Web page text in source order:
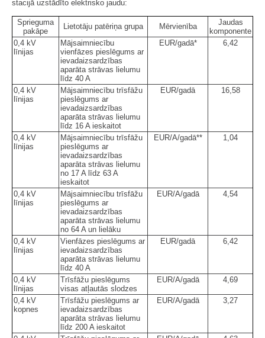
stacijā uzstādīto elektrisko jaudu:
Sprieguma
pakāpe
Lietotāju patēriņa grupa Mērvienība
Jaudas
komponente
0,4 kV
līnijas
Mājsaimniecību
vienfāzes pieslēgums ar
ievadaizsardzības
aparāta strāvas lielumu
līdz 40 A
EUR/gadā* 6,42
0,4 kV
līnijas
Mājsaimniecību trīsfāžu
pieslēgums ar
ievadaizsardzības
aparāta strāvas lielumu
līdz 16 A ieskaitot
EUR/gadā 16,58
0,4 kV
līnijas
Mājsaimniecību trīsfāžu
pieslēgums ar
ievadaizsardzības
aparāta strāvas lielumu
no 17 A līdz 63 A
ieskaitot
EUR/A/gadā** 1,04
0,4 kV
līnijas
Mājsaimniecību trīsfāžu
pieslēgums ar
ievadaizsardzības
aparāta strāvas lielumu
no 64 A un lielāku
EUR/A/gadā 4,54
0,4 kV
līnijas
Vienfāzes pieslēgums ar
ievadaizsardzības
aparāta strāvas lielumu
līdz 40 A
EUR/gadā 6,42
0,4 kV
līnijas
Trīsfāžu pieslēgums
visas atļautās slodzes
EUR/A/gadā 4,69
0,4 kV
kopnes
Trīsfāžu pieslēgums ar
ievadaizsardzības
aparāta strāvas lielumu
līdz 200 A ieskaitot
EUR/A/gadā 3,27